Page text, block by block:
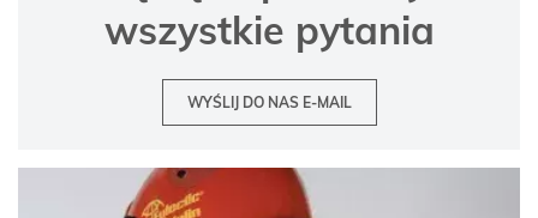
wszystkie pytania
WYŚLIJ DO NAS E-MAIL